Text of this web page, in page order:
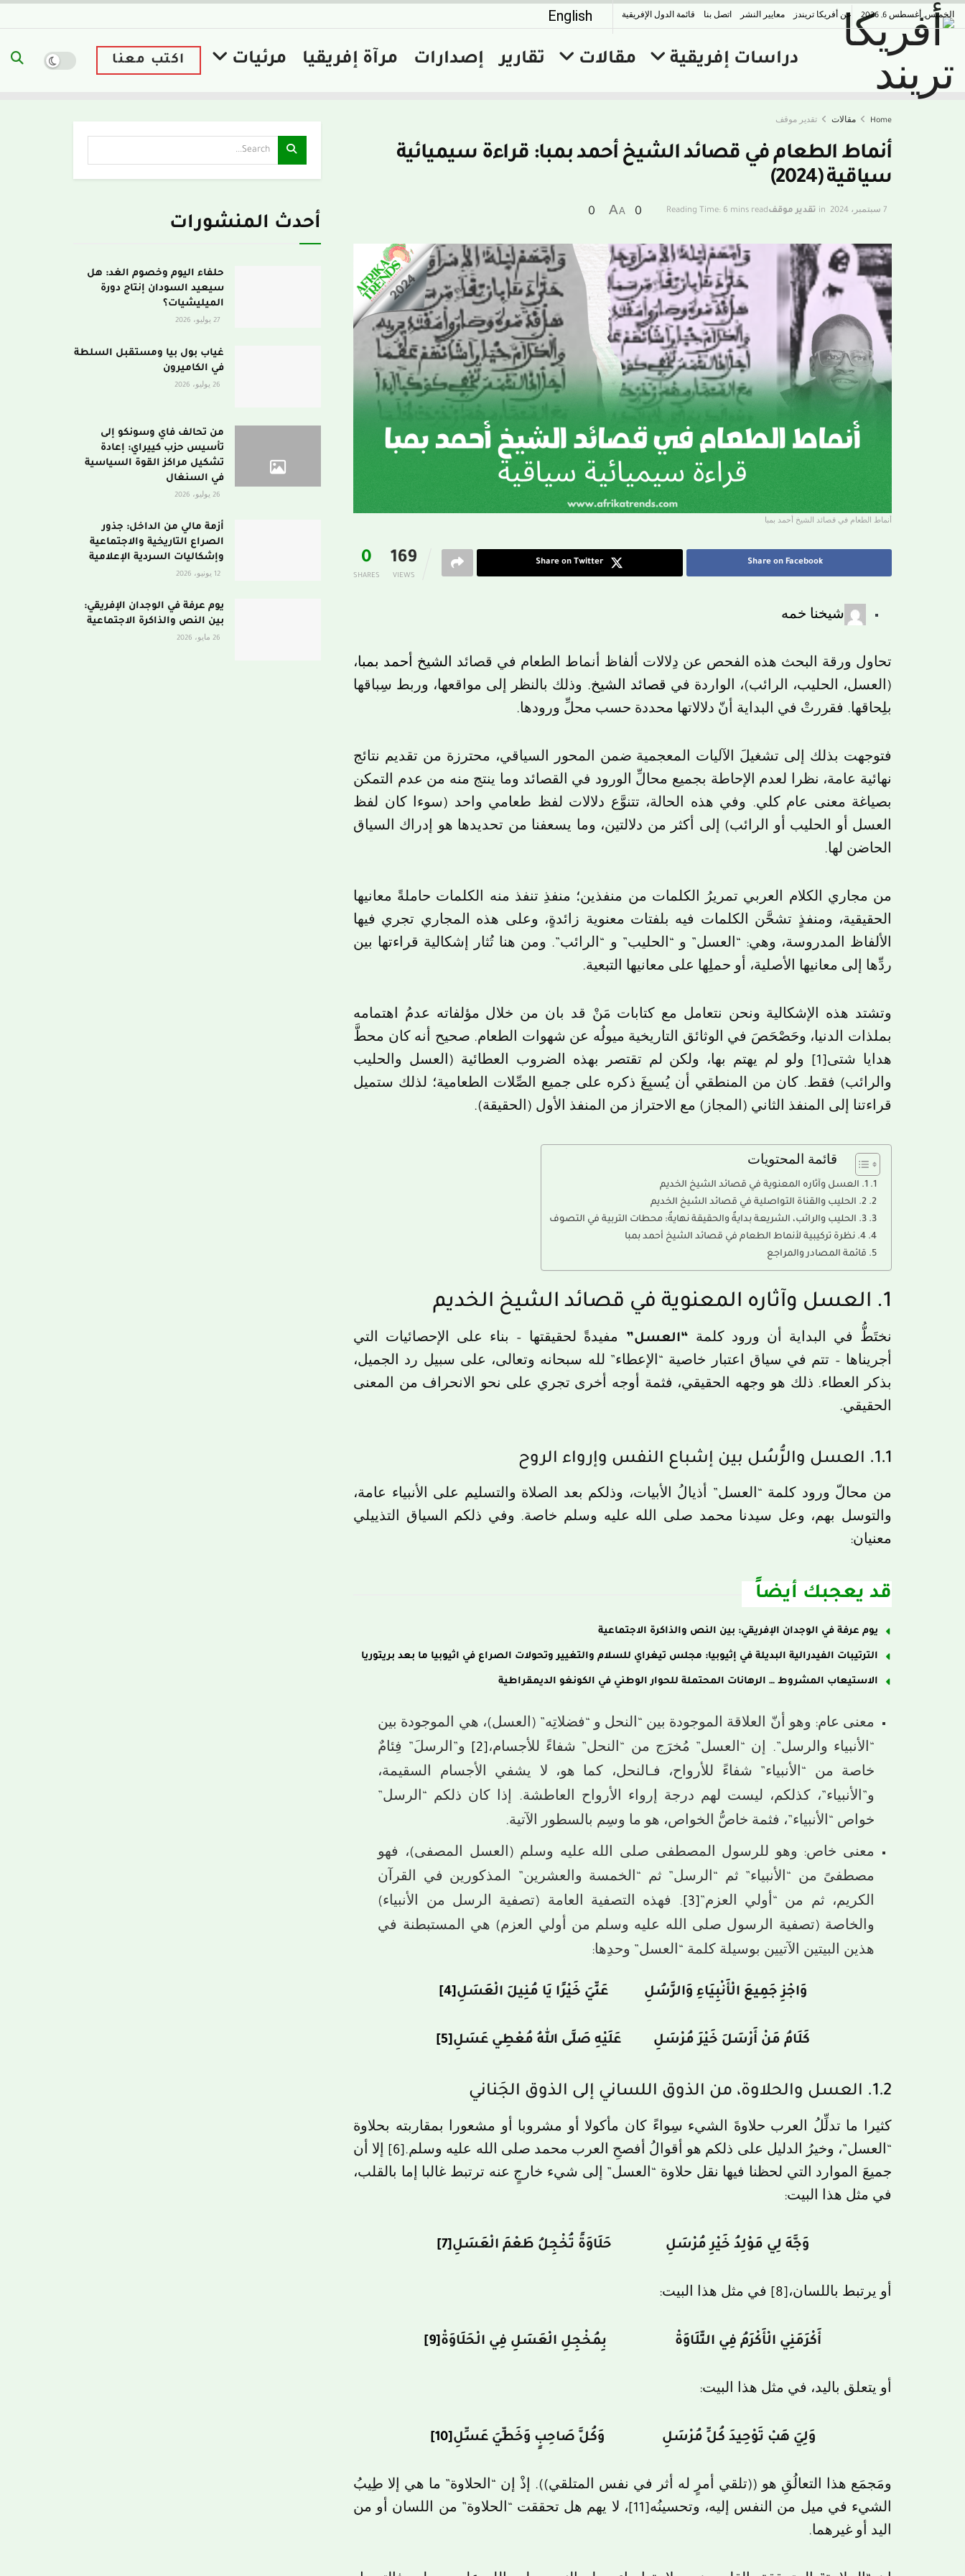
الخميس, أغسطس 6, 2026 عن أفريكا تريندز معايير النشر اتصل بنا قائمة الدول الإفريقية English
دراسات إفريقية مقالات تقارير إصدارات مرآة إفريقيا مرئيات اكتب معنا
Home مقالات تقدير موقف
أنماط الطعام في قصائد الشيخ أحمد بمبا: قراءة سيميائية
سياقية (2024)
7 سبتمبر، 2024 in تقدير موقفReading Time: 6 mins read
0
A
A
أنماط الطعام في قصائد الشيخ أحمد بمبا
0
SHARES
169
VIEWS
Share on Facebook
Share on Twitter
شيخنا خمه
تحاول ورقة البحث هذه الفحص عن دِلالات ألفاظ أنماط الطعام في قصائد الشيخ أحمد بمبا،
(العسل، الحليب، الرائب)، الواردة في قصائد الشيخ. وذلك بالنظر إلى مواقعها، وربط سِباقها
بلِحاقها. فقررتْ في البداية أنّ دلالاتها محددة حسب محلِّ ورودها.
فتوجهت بذلك إلى تشغيلَ الآليات المعجمية ضمن المحور السياقي، محترزة من تقديم نتائج
نهائية عامة، نظرا لعدم الإحاطة بجميع محالِّ الورود في القصائد وما ينتج منه من عدم التمكن
بصياغة معنى عام كلي. وفي هذه الحالة، تتنوَّع دلالات لفظ طعامي واحد (سوءا كان لفظ
العسل أو الحليب أو الرائب) إلى أكثر من دلالتين، وما يسعفنا من تحديدها هو إدراك السياق
الحاضن لها.
من مجاري الكلام العربي تمريرُ الكلمات من منفذين؛ منفذِ تنفذ منه الكلمات حاملةً معانيها
الحقيقية، ومنفذٍ تشحَّن الكلمات فيه بلفتات معنوية زائدةٍ، وعلى هذه المجاري تجري فيها
الألفاظ المدروسة، وهي: “العسل” و “الحليب” و “الرائب”. ومن هنا تُثار إشكالية قراءتها بين
ردِّها إلى معانيها الأصلية، أو حملِها على معانيها التبعية.
وتشتد هذه الإشكالية ونحن نتعامل مع كتابات مَنْ قد بان من خلال مؤلفاته عدمُ اهتمامه
بملذات الدنيا، وحَصْحَصَ في الوثائق التاريخية ميولُه عن شهوات الطعام. صحيح أنه كان محطَّ
هدايا شتى[1]
ولو لم يهتم بها، ولكن لم تقتصر بهذه الضروب العطائية (العسل والحليب
والرائب) فقط. كان من المنطقي أن يُسبِغَ ذكره على جميع الصِّلات الطعامية؛ لذلك ستميل
قراءتنا إلى المنفذ الثاني (المجاز) مع الاحتراز من المنفذ الأول (الحقيقة).
قائمة المحتويات
1. العسل وآثاره المعنوية في قصائد الشيخ الخديم
2. الحليب والقناة التواصلية في قصائد الشيخ الخديم
3. الحليب والرائب، الشريعة بدايةٌ والحقيقة نهايةٌ: محطات التربية في التصوف
4. نظرة تركيبية لأنماط الطعام في قصائد الشيخ أحمد بمبا
قائمة المصادر والمراجع
1. العسل وآثاره المعنوية في قصائد الشيخ الخديم
نختَطُّ في البداية أن ورود كلمة “العسل” مفيدةً لحقيقتها – بناء على الإحصائيات التي
أجريناها – تتم في سياق اعتبار خاصية “الإعطاء” لله سبحانه وتعالى، على سبيل رد الجميل،
بذكر العطاء. ذلك هو وجهه الحقيقي، فثمة أوجه أخرى تجري على نحو الانحراف من المعنى
الحقيقي.
1.1. العسل والرُّسُل بين إشباع النفس وإرواء الروح
من محالّ ورود كلمة “العسل” أذيالُ الأبيات، وذلكم بعد الصلاة والتسليم على الأنبياء عامة،
والتوسل بهم، وعل سيدنا محمد صلى الله عليه وسلم خاصة. وفي ذلكم السياق التذييلي
معنيان:
قد يعجبك أيضاً
يوم عرفة في الوجدان الإفريقي: بين النص والذاكرة الاجتماعية
الترتيبات الفيدرالية البديلة في إثيوبيا: مجلس تيغراي للسلام والتغيير وتحولات الصراع في اثيوبيا ما بعد بريتوريا
الاستيعاب المشروط … الرهانات المحتملة للحوار الوطني في الكونغو الديمقراطية
معنى عام: وهو أنّ العلاقة الموجودة بين “النحل و “فضلاتِه” (العسل)، هي الموجودة بين
“الأنبياء والرسل”. إن “العسل” مُخرَج من “النحل” شفاءً للأجسام، [2]
و”الرسلَ” فِئامٌ
خاصة من “الأنبياء” شفاءً للأرواح، فـالنحل، كما هو، لا يشفي الأجسام السقيمة،
و”الأنبياء”، كذلكم، ليست لهم درجة إرواء الأرواح العاطشة. إذا كان ذلكم “الرسل”
خواص “الأنبياء”، فثمة خاصُّ الخواص، هو ما وسِم بالسطور الآتية.
معنى خاص: وهو للرسول المصطفى صلى الله عليه وسلم (العسل المصفى)، فهو
مصطفىً من “الأنبياء” ثم “الرسل” ثم “الخمسة والعشرين” المذكورين في القرآن
الكريم، ثم من “أولي العزم” [3]
. فهذه التصفية العامة (تصفية الرسل من الأنبياء)
والخاصة (تصفية الرسول صلى الله عليه وسلم من أولي العزم) هي المستبطنة في
هذين البيتين الآتيين بوسيلة كلمة “العسل” وحدِها:
وَاجْزِ جَمِيعَ الْأَنْبِيَاءِ وَالرَّسُلِ عَنِّيَ خَيْرًا يَا مُنِيلَ الْعَسَلِ[4]
كَلَامُ مَنْ أَرْسَلَ خَيْرَ مُرْسَلِ عَلَيْهِ صَلَّى اللهُ مُعْطِي عَسَلِ[5]
1.2. العسل والحلاوة، من الذوق اللساني إلى الذوق الجَناني
كثيرا ما تدلِّلُ العرب حلاوةَ الشيء سِواءً كان مأكولا أو مشروبا أو مشعورا بمقاربته بحلاوة
“العسل”، وخيرُ الدليل على ذلكم هو أقوالُ أفصحِ العرب محمد صلى الله عليه وسلم. [6]
إلا أن
جميعَ الموارد التي لحظنا فيها نقل حلاوة “العسل” إلى شيء خارجٍ عنه ترتبط غالبا إما بالقلب،
في مثل هذا البيت:
وَجَّهَ لِي مَوْلِدُ خَيْرِ مُرْسَلِ حَلَاوَةً تُخْجِلُ طَعْمَ الْعَسَلِ [7]
أو يرتبط باللسان، [8] في مثل هذا البيت:
أَكْرَمَنِي الْأَكْرَمُ فِي التِّلَاوَةْ بِمُخْجِلِ الْعَسَلِ فِي الْحَلَاوَةْ [9]
أو يتعلق باليد، في مثل هذا البيت:
وَلِيَ هَبْ تَوْحِيدَ كُلِّ مُرْسَلِ وَكُلَّ صَاحِبٍ وَخَطِّيَ عَسِّلِ [10]
ومَجمَع هذا التعالُقِ هو ((تلقي أمرٍ له أثر في نفس المتلقي)). إذْ إن “الحلاوة” ما هي إلا طِيبُ
الشيء في ميل من النفس إليه، وتحسينُه [11]
، لا يهم هل تحققت “الحلاوة” من اللسان أو من
اليد أو غيرهما.
أحدث المنشورات
حلفاء اليوم وخصوم الغد: هل
سيعيد السودان إنتاج دورة
الميليشيات؟
غياب بول بيا ومستقبل السلطة
في الكاميرون
من تحالف فاي وسونكو إلى
تأسيس حزب كييراي: إعادة
تشكيل مراكز القوة السياسية
في السنغال
أزمة مالي من الداخل: جذور
الصراع التاريخية والاجتماعية
وإشكاليات السردية الإعلامية
يوم عرفة في الوجدان الإفريقي:
بين النص والذاكرة الاجتماعية